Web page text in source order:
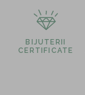
BIJUTERII
CERTIFICATE